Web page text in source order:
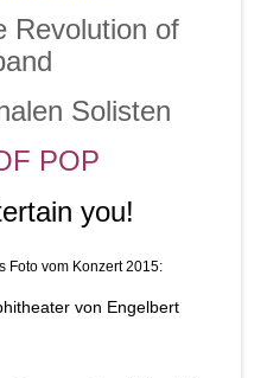
Revolution of
Solisten
POP
you!
Foto vom Konzert 2015: